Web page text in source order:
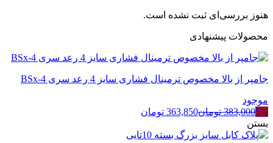
هنوز بررسی‌ای ثبت نشده است.
محصولات پیشنهادی
جامپر از بالا مخصوص ترمینال فشاری سایز 4 رعد سری BSx-4
موجود
5%
383,000 تومان363,850 تومان
بستن